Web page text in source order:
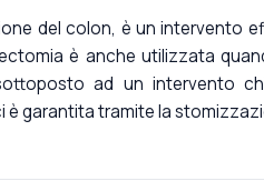
del colon, è un intervento
è anche utilizzata
ad un intervento
garantita tramite la